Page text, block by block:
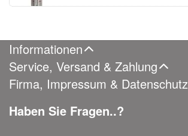
Informationen
Service, Versand & Zahlung
Firma, Impressum & Datenschutz
Haben Sie Fragen..?